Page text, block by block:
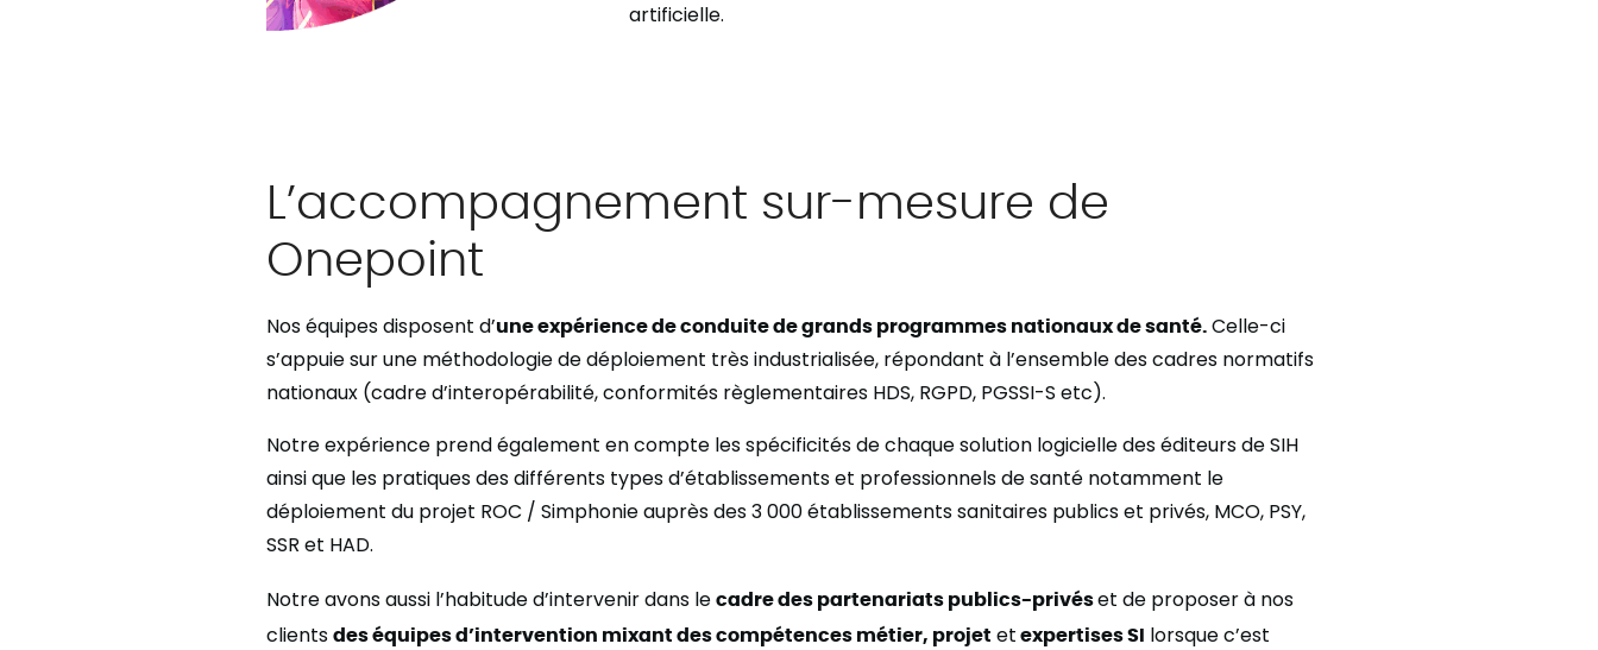
artificielle.
L’accompagnement sur-mesure de
Onepoint
Nos équipes disposent d’une expérience de conduite de grands programmes nationaux de santé. Celle-ci
s’appuie sur une méthodologie de déploiement très industrialisée, répondant à l’ensemble des cadres normatifs
nationaux (cadre d’interopérabilité, conformités règlementaires HDS, RGPD, PGSSI-S etc).
Notre expérience prend également en compte les spécificités de chaque solution logicielle des éditeurs de SIH
ainsi que les pratiques des différents types d’établissements et professionnels de santé notamment le
déploiement du projet ROC / Simphonie auprès des 3 000 établissements sanitaires publics et privés, MCO, PSY,
SSR et HAD.
Notre avons aussi l’habitude d’intervenir dans le cadre des partenariats publics-privéset de proposer à nos
clients des équipes d’intervention mixant des compétences métier, projet et expertises SI lorsque c’est